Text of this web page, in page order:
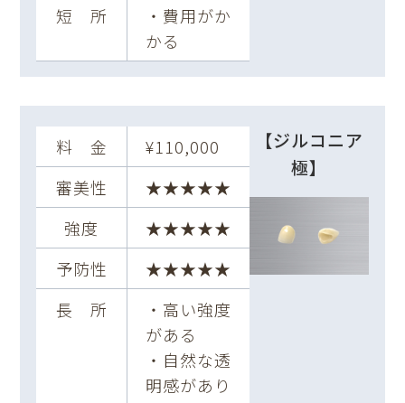
短 所
・費用がか
かる
料 金
¥110,000
審美性
★★★★★
強度
★★★★★
予防性
★★★★★
長 所
・高い強度
がある
・自然な透
明感があり
【ジルコニア
極】